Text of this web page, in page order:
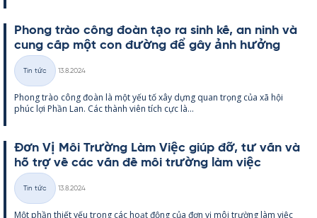
Phong trào công đoàn tạo ra sinh kế, an ninh và
cung cấp một con đường để gây ảnh hưởng
Thể
loại
Tin tức
13.8.2024
Phong trào công đoàn là một yếu tố xây dựng quan trọng của xã hội
phúc lợi Phần Lan. Các thành viên tích cực là...
Đơn Vị Môi Trường Làm Việc giúp đỡ, tư vấn và
hỗ trợ về các vấn đề môi trường làm việc
Thể
loại
Tin tức
13.8.2024
Một phần thiết yếu trong các hoạt động của đơn vị môi trường làm việc